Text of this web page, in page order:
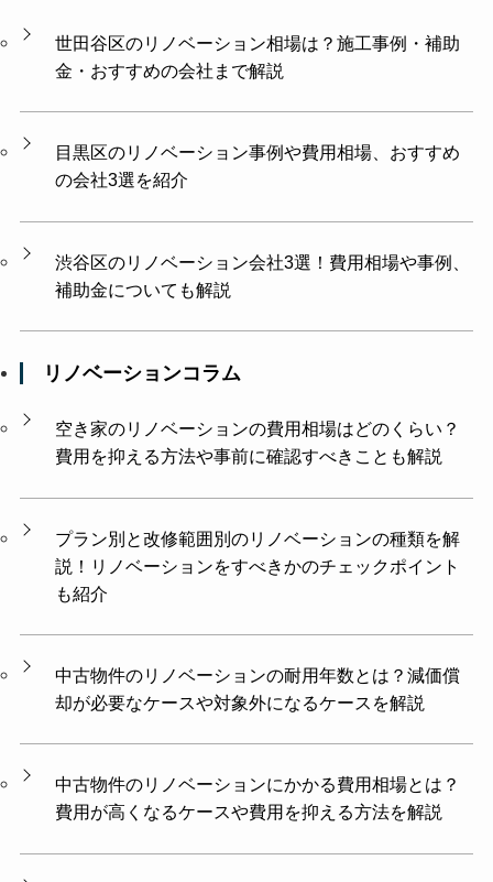
世田谷区のリノベーション相場は？施工事例・補助
金・おすすめの会社まで解説
目黒区のリノベーション事例や費用相場、おすすめ
の会社3選を紹介
渋谷区のリノベーション会社3選！費用相場や事例、
補助金についても解説
リノベーションコラム
空き家のリノベーションの費用相場はどのくらい？
費用を抑える方法や事前に確認すべきことも解説
プラン別と改修範囲別のリノベーションの種類を解
説！リノベーションをすべきかのチェックポイント
も紹介
中古物件のリノベーションの耐用年数とは？減価償
却が必要なケースや対象外になるケースを解説
中古物件のリノベーションにかかる費用相場とは？
費用が高くなるケースや費用を抑える方法を解説